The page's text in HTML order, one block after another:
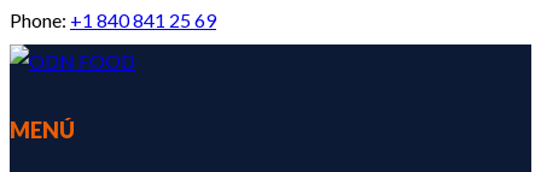
Phone: +1 840 841 25 69
MENÚ